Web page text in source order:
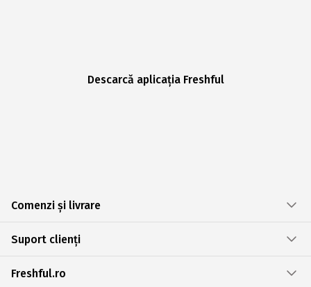
Descarcă aplicația Freshful
Comenzi și livrare
Suport clienți
Freshful.ro